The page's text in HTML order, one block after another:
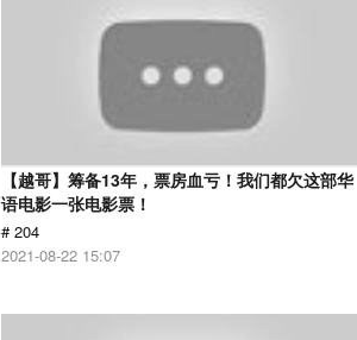
【越哥】筹备13年，票房血亏！我们都欠这部华
语电影一张电影票！
# 204
2021-08-22 15:07